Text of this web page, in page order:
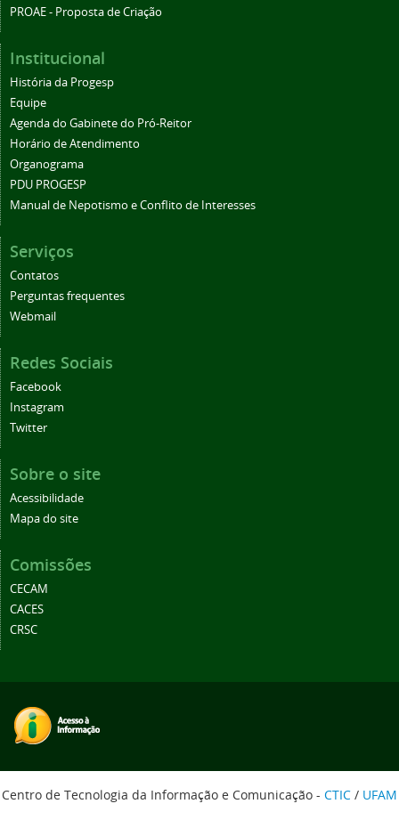
PROAE - Proposta de Criação
Institucional
História da Progesp
Equipe
Agenda do Gabinete do Pró-Reitor
Horário de Atendimento
Organograma
PDU PROGESP
Manual de Nepotismo e Conflito de Interesses
Serviços
Contatos
Perguntas frequentes
Webmail
Redes Sociais
Facebook
Instagram
Twitter
Sobre o site
Acessibilidade
Mapa do site
Comissões
CECAM
CACES
CRSC
Centro de Tecnologia da Informação e Comunicação - CTIC / UFAM